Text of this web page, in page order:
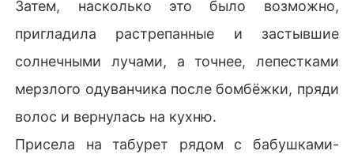
Затем, насколько это было возможно,
пригладила растрепанные и застывшие
солнечными лучами, а точнее, лепестками
мерзлого одуванчика после бомбёжки, пряди
волос и вернулась на кухню.
Присела на табурет рядом с бабушками-